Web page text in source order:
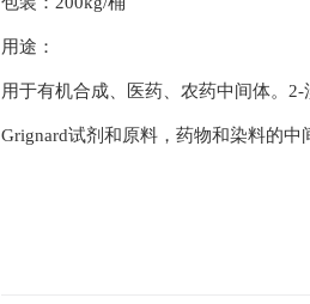
用途：
用于有机合成、医药、农药中间体。
Grignard试剂和原料，药物和染料的